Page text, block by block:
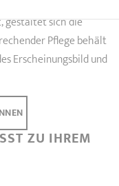
gestaltet sich die
Pflege behält
Erscheinungsbild und
ZU IHREM